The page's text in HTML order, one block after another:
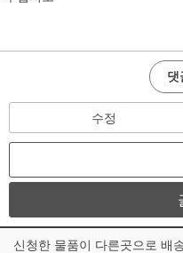
댓
수정
신청한 물품이 다른곳으로 배